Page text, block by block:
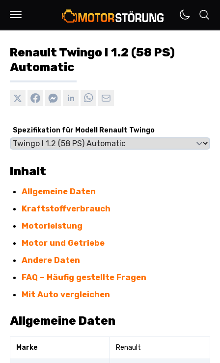
Renault Twingo I 1.2 (58 PS)
Automatic
Spezifikation für Modell Renault Twingo
Inhalt
Allgemeine Daten
Kraftstoffverbrauch
Motorleistung
Motor und Getriebe
Andere Daten
FAQ – Häufig gestellte Fragen
Mit Auto vergleichen
Allgemeine Daten
Marke Renault